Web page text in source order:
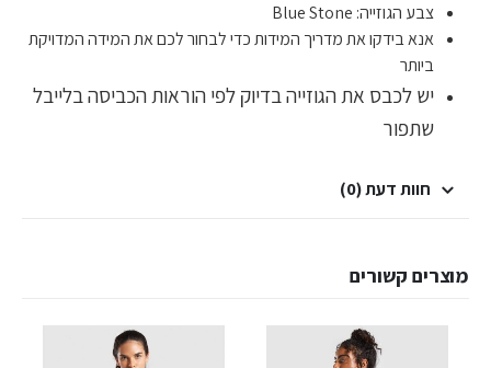
צבע הגוזייה: Blue Stone
אנא בידקו את מדריך המידות כדי לבחור לכם את המידה המדויקת
ביותר
יש לכבס את הגוזייה בדיוק לפי הוראות הכביסה בלייבל
שתפור
חוות דעת (0)
מוצרים קשורים